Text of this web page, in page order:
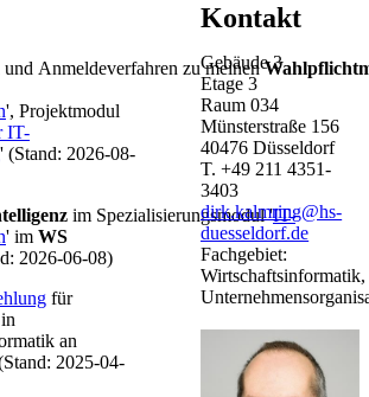
Anmeldeverfahren zu meinen
', Projektmodul
IT-
' (Stand: 2026-08-
im Spezialisierungsmodul 'IT-
' im WS
2026-06-08)
für
an
2025-04-
Kontakt
Gebäude3
Etage3
Raum034
Münsterstraße 156
40476Düsseldorf
T.+49 211 4351-
3403
dirk.kalmring@hs-
duesseldorf.de
Fachgebiet:
Wirtschaftsinformatik,